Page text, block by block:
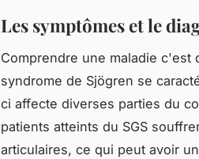
Les symptômes et le
Comprendre une maladie c'est
syndrome de Sjögren se
ci affecte diverses parties du
patients atteints du SGS
articulaires, ce qui peut avoir